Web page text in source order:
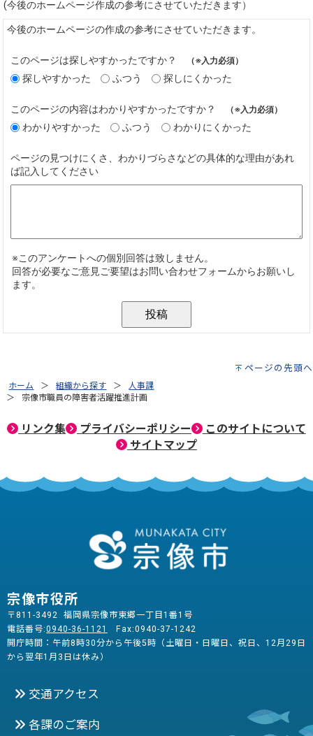
ページの先頭へ
ホーム 組織から探す
人事課
宗像市職員の障害者活躍推進計画
リンク集 プライバシーポリシー
このサイトについて
サイトマップ
宗像市役所
〒811-3492 福岡県宗像市東郷一丁目1番1号
電話番号:0940-36-1121
Fax:0940-37-1242
開庁時間：午前8時30分から午後5時（土曜日・日曜日、祝日、12月29日
から翌年1月3日は休み）
交通アクセス
各課のご案内